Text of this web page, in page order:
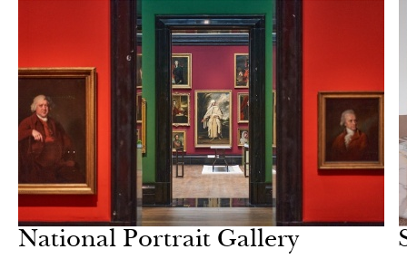
National Portrait Gallery